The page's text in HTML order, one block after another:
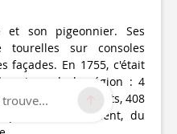
et son pigeonnier. Ses
sur consoles
façades. En 1755, c'était
de la région : 4
à cornes, 4 juments, 408
produit du froment, du